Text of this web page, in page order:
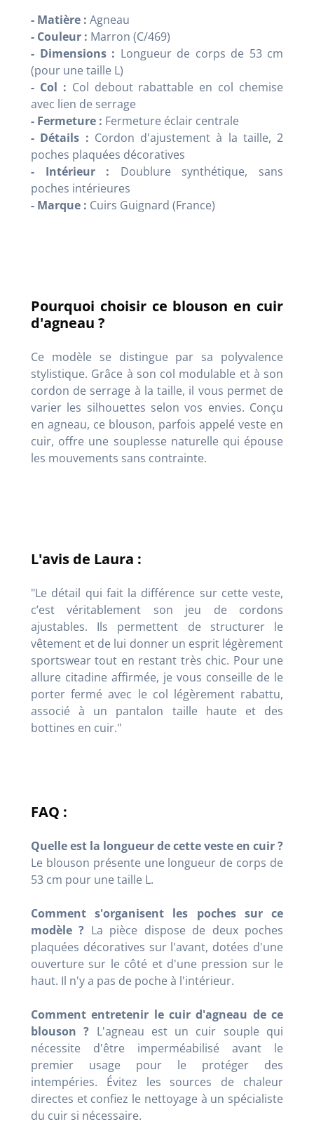
- Matière : Agneau
- Couleur : Marron (C/469)
- Dimensions : Longueur de corps de 53 cm
(pour une taille L)
- Col : Col debout rabattable en col chemise
avec lien de serrage
- Fermeture : Fermeture éclair centrale
- Détails : Cordon d'ajustement à la taille, 2
poches plaquées décoratives
- Intérieur : Doublure synthétique, sans
poches intérieures
- Marque : Cuirs Guignard (France)
Pourquoi choisir ce blouson en cuir
d'agneau ?
Ce modèle se distingue par sa polyvalence
stylistique. Grâce à son col modulable et à son
cordon de serrage à la taille, il vous permet de
varier les silhouettes selon vos envies. Conçu
en agneau, ce blouson, parfois appelé veste en
cuir, offre une souplesse naturelle qui épouse
les mouvements sans contrainte.
L'avis de Laura :
"Le détail qui fait la différence sur cette veste,
c’est véritablement son jeu de cordons
ajustables. Ils permettent de structurer le
vêtement et de lui donner un esprit légèrement
sportswear tout en restant très chic. Pour une
allure citadine affirmée, je vous conseille de le
porter fermé avec le col légèrement rabattu,
associé à un pantalon taille haute et des
bottines en cuir."
FAQ :
Quelle est la longueur de cette veste en cuir ?
Le blouson présente une longueur de corps de
53 cm pour une taille L.
Comment s'organisent les poches sur ce
modèle ? La pièce dispose de deux poches
plaquées décoratives sur l'avant, dotées d'une
ouverture sur le côté et d'une pression sur le
haut. Il n'y a pas de poche à l'intérieur.
Comment entretenir le cuir d'agneau de ce
blouson ? L'agneau est un cuir souple qui
nécessite d'être imperméabilisé avant le
premier usage pour le protéger des
intempéries. Évitez les sources de chaleur
directes et confiez le nettoyage à un spécialiste
du cuir si nécessaire.